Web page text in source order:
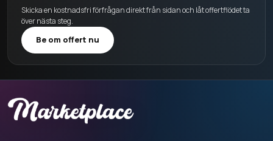
Skicka en kostnadsfri förfrågan direkt från sidan och låt offertflödet ta
över nästa steg.
Be om offert nu